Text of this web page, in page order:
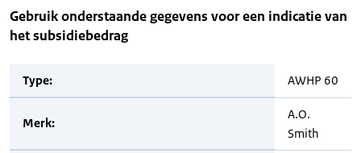
Gebruik onderstaande gegevens voor een indicatie van
het subsidiebedrag
Type: AWHP 60
Merk:
A.O.
Smith